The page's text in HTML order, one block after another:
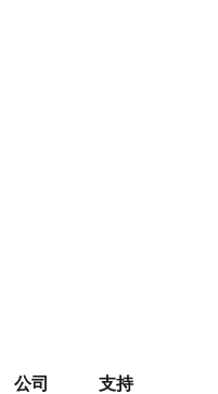
公司 支持